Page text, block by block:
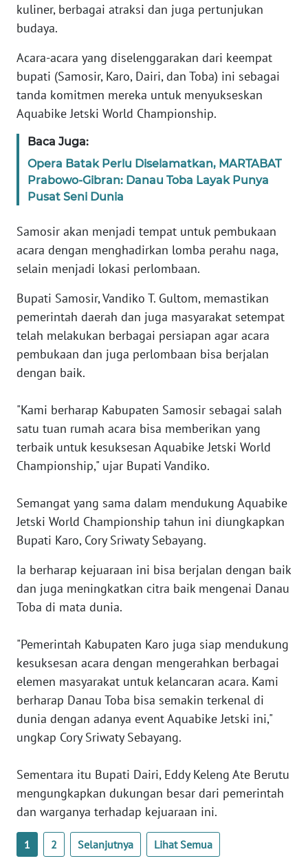
kuliner, berbagai atraksi dan juga pertunjukan
budaya.
Acara-acara yang diselenggarakan dari keempat
bupati (Samosir, Karo, Dairi, dan Toba) ini sebagai
tanda komitmen mereka untuk menyukseskan
Aquabike Jetski World Championship.
Baca Juga:
Opera Batak Perlu Diselamatkan, MARTABAT
Prabowo-Gibran: Danau Toba Layak Punya
Pusat Seni Dunia
Samosir akan menjadi tempat untuk pembukaan
acara dengan menghadirkan lomba perahu naga,
selain menjadi lokasi perlombaan.
Bupati Samosir, Vandiko T. Gultom, memastikan
pemerintah daerah dan juga masyarakat setempat
telah melakukan berbagai persiapan agar acara
pembukaan dan juga perlombaan bisa berjalan
dengan baik.
"Kami berharap Kabupaten Samosir sebagai salah
satu tuan rumah acara bisa memberikan yang
terbaik untuk kesuksesan Aquabike Jetski World
Championship," ujar Bupati Vandiko.
Semangat yang sama dalam mendukung Aquabike
Jetski World Championship tahun ini diungkapkan
Bupati Karo, Cory Sriwaty Sebayang.
Ia berharap kejuaraan ini bisa berjalan dengan baik
dan juga meningkatkan citra baik mengenai Danau
Toba di mata dunia.
"Pemerintah Kabupaten Karo juga siap mendukung
kesuksesan acara dengan mengerahkan berbagai
elemen masyarakat untuk kelancaran acara. Kami
berharap Danau Toba bisa semakin terkenal di
dunia dengan adanya event Aquabike Jetski ini,"
ungkap Cory Sriwaty Sebayang.
Sementara itu Bupati Dairi, Eddy Keleng Ate Berutu
mengungkapkan dukungan besar dari pemerintah
dan warganya terhadap kejuaraan ini.
1 2 Selanjutnya Lihat Semua
NTT
KEPRI
WN
PAPUA
PAPUA
BARAT
RIAU
WN
WN
JAMBI
WN
NTB
WN
WN
SULBAR
WN
BABEL
SUMBAR
WN
BENGKULU
WN
LAMPUNG
WN
JATENG